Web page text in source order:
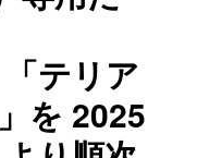
テリア
を 2025